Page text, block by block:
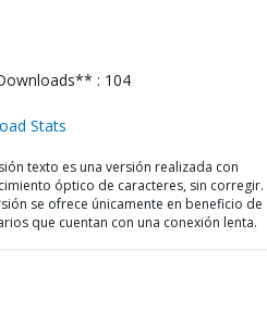
: 104
Stats
texto es una versión realizada con
óptico de caracteres, sin corregir.
se ofrece únicamente en beneficio de
que cuentan con una conexión lenta.